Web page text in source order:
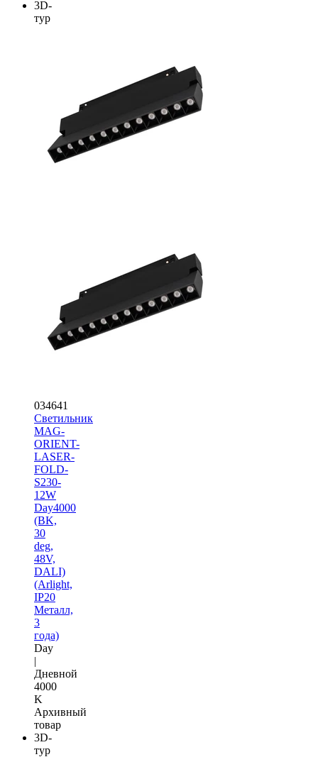
3D-
тур
034641
Светильник
MAG-
ORIENT-
LASER-
FOLD-
S230-
12W
Day4000
(BK,
30
deg,
48V,
DALI)
(Arlight,
IP20
Металл,
3
года)
Day
|
Дневной
4000
K
Архивный
товар
3D-
тур